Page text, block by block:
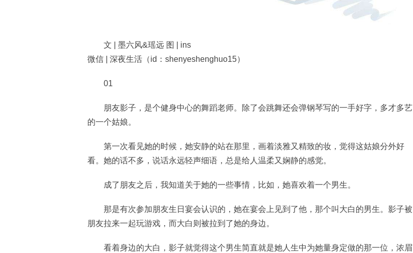
文 | 墨六风&瑶远 图 | ins
微信 | 深夜生活（id：shenyeshenghuo15）
01
朋友影子，是个健身中心的舞蹈老师。除了会跳舞还会弹钢琴写的一手好字，多才多艺
的一个姑娘。
第一次看见她的时候，她安静的站在那里，画着淡雅又精致的妆，觉得这姑娘分外好
看。她的话不多，说话永远轻声细语，总是给人温柔又娴静的感觉。
成了朋友之后，我知道关于她的一些事情，比如，她喜欢着一个男生。
那是有次参加朋友生日宴会认识的，她在宴会上见到了他，那个叫大白的男生。影子被
朋友拉来一起玩游戏，而大白则被拉到了她的身边。
看着身边的大白，影子就觉得这个男生简直就是她人生中为她量身定做的那一位，浓眉